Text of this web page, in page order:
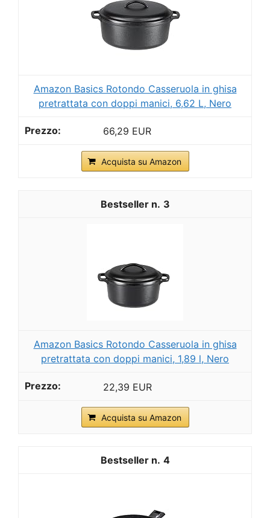
Amazon Basics Rotondo Casseruola in ghisa
pretrattata con doppi manici, 6,62 L, Nero
66,29 EUR
Acquista su Amazon
3
Amazon Basics Rotondo Casseruola in ghisa
pretrattata con doppi manici, 1,89 l, Nero
22,39 EUR
Acquista su Amazon
4